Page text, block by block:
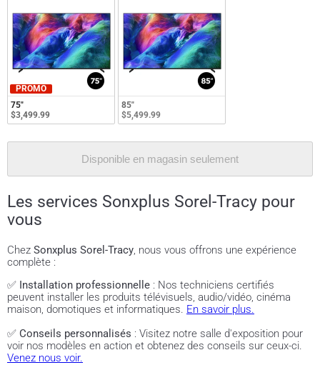
PROMO
75"
$3,499.99
85"
$5,499.99
Disponible en magasin seulement
Les services Sonxplus Sorel-Tracy pour
vous
Chez Sonxplus Sorel-Tracy, nous vous offrons une expérience
complète :
✅ Installation professionnelle : Nos techniciens certifiés
peuvent installer les produits télévisuels, audio/vidéo, cinéma
maison, domotiques et informatiques. En savoir plus.
✅ Conseils personnalisés : Visitez notre salle d'exposition pour
voir nos modèles en action et obtenez des conseils sur ceux-ci.
Venez nous voir.